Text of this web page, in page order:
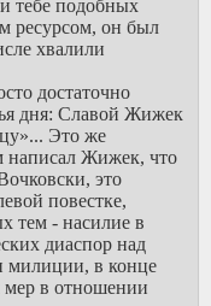
тебе подобных
ресурсом, он был
хвалили
достаточно
дня: Славой Жижек
Это же
написал Жижек, что
это
повестке,
тем - насилие в
диаспор над
милиции, в конце
мер в отношении